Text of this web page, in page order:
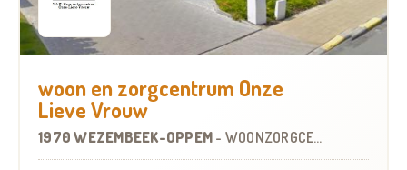
woon en zorgcentrum Onze
Lieve Vrouw
1970 WEZEMBEEK-OPPEM - WOONZORGCENTRUM (WZC)